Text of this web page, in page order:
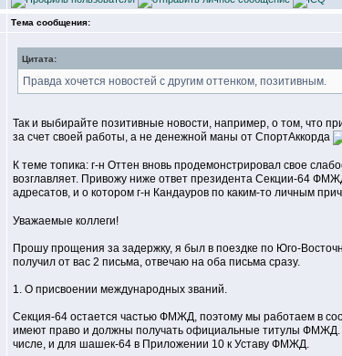
Тема сообщения:
Цитата:
Правда хочется новостей с другим оттенком, позитивным.
Так и выбирайте позитивные новости, например, о том, что
за счет своей работы, а не денежной маны от СпортАккорда
К теме топика: г-н Оттен вновь продемонстрировал свое
возглавляет. Привожу ниже ответ президента Секции-64
адресатов, и о котором г-н Кандауров по каким-то личным
Уважаемые коллеги!
Прошу прощения за задержку, я был в поездке по Юго-
получил от вас 2 письма, отвечаю на оба письма сразу.
1. О присвоении международных званий.
Секция-64 остается частью ФМЖД, поэтому мы работаем в
имеют право и должны получать официальные титулы ФМЖД.
числе, и для шашек-64 в Приложении 10 к Уставу ФМЖД.